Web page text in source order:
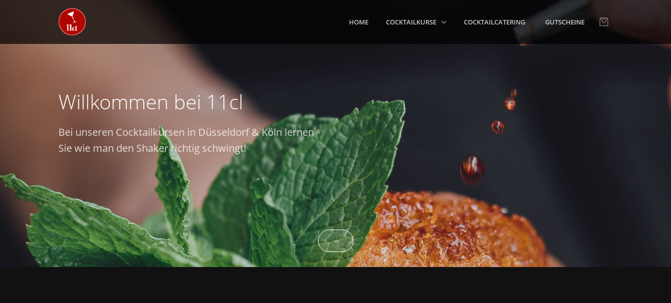
HOME COCKTAILKURSE COCKTAILCATERING GUTSCHEINE
Willkommen bei 11cl
Bei unseren Cocktailkursen in Düsseldorf & Köln lernen
Sie wie man den Shaker richtig schwingt!